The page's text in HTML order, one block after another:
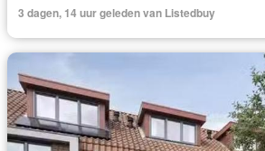
3 dagen, 14 uur geleden van Listedbuy